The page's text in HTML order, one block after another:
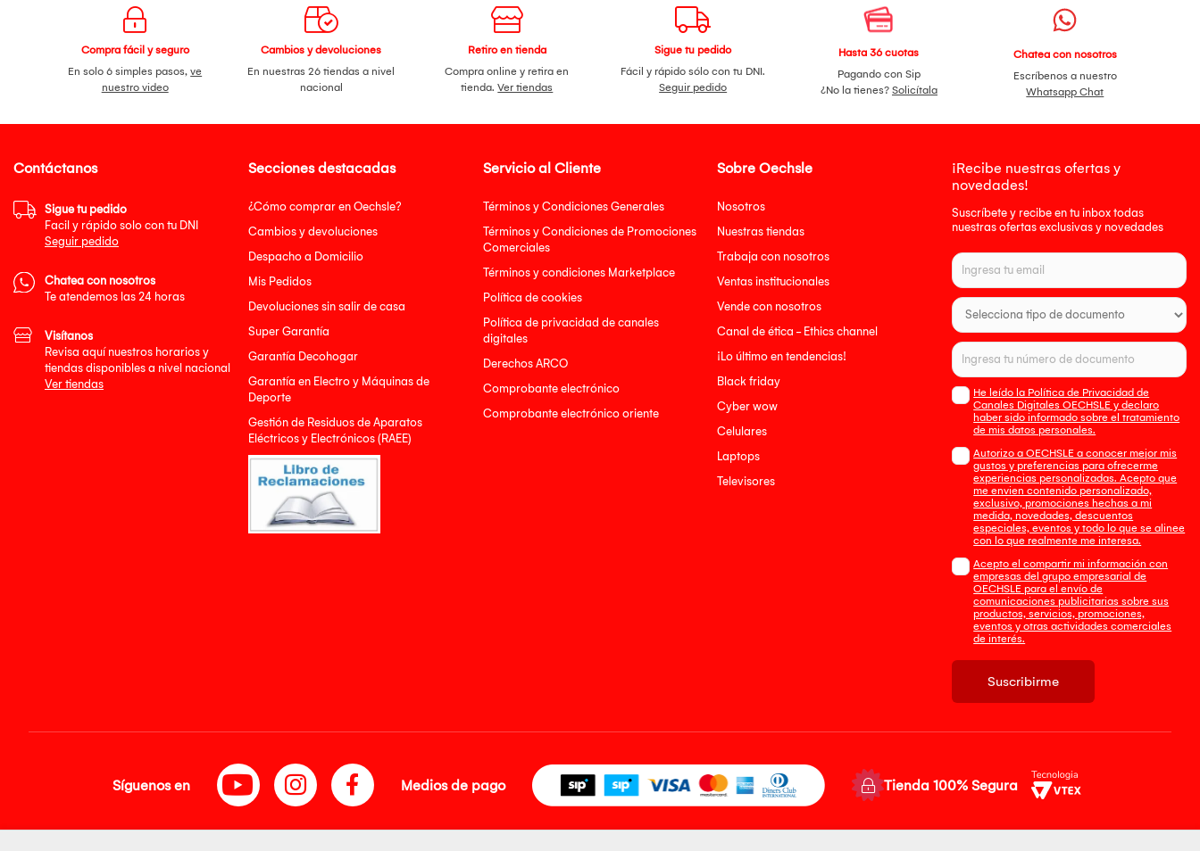
Compra fácil y seguro
En solo 6 simples pasos,ve
nuestro video
Cambios y devoluciones
En nuestras 26 tiendas a nivel
nacional
Retiro en tienda
Compra online y retira en
tienda.Ver tiendas
Sigue tu pedido
Fácil y rápido sólo con tu DNI.
Seguir pedido
Hasta 36 cuotas
Pagando con Sip
¿No la tienes? Solicítala
Chatea con nosotros
Escríbenos a nuestro
Whatsapp Chat
Secciones destacadas
¿Cómo comprar en Oechsle?
Cambios y devoluciones
Despacho a Domicilio
Mis Pedidos
Devoluciones sin salir de casa
Super Garantía
Garantía Decohogar
Garantía en Electro y Máquinas de
Deporte
Gestión de Residuos de Aparatos
Eléctricos y Electrónicos (RAEE)
Servicio al Cliente
Términos y Condiciones Generales
Términos y Condiciones de Promociones
Comerciales
Términos y condiciones Marketplace
Política de cookies
Política de privacidad de canales
digitales
Derechos ARCO
Comprobante electrónico
Comprobante electrónico oriente
Sobre Oechsle
Nosotros
Nuestras tiendas
Trabaja con nosotros
Ventas institucionales
Vende con nosotros
Canal de ética - Ethics channel
¡Lo último en tendencias!
Black friday
Cyber wow
Celulares
Laptops
Televisores
¡Recibe nuestras ofertas y
novedades!
Suscríbete y recibe en tu inbox todas
nuestras ofertas exclusivas y novedades
He leído la Política de Privacidad de
Canales Digitales OECHSLE y declaro
haber sido informado sobre el tratamiento
de mis datos personales.
Autorizo a OECHSLE a conocer mejor mis
gustos y preferencias para ofrecerme
experiencias personalizadas. Acepto que
me envien contenido personalizado,
exclusivo, promociones hechas a mi
medida, novedades, descuentos
especiales, eventos y todo lo que se alinee
con lo que realmente me interesa.
Acepto el compartir mi información con
empresas del grupo empresarial de
OECHSLE para el envío de
comunicaciones publicitarias sobre sus
productos, servicios, promociones,
eventos y otras actividades comerciales
de interés.
Suscribirme
Contáctanos
Sigue tu pedido
Facil y rápido solo con tu DNI
Seguir pedido
Chatea con nosotros
Te atendemos las 24 horas
Visítanos
Revisa aquí nuestros horarios y
tiendas disponibles a nivel nacional
Ver tiendas
Síguenos en Medios de pago Tienda 100% Segura